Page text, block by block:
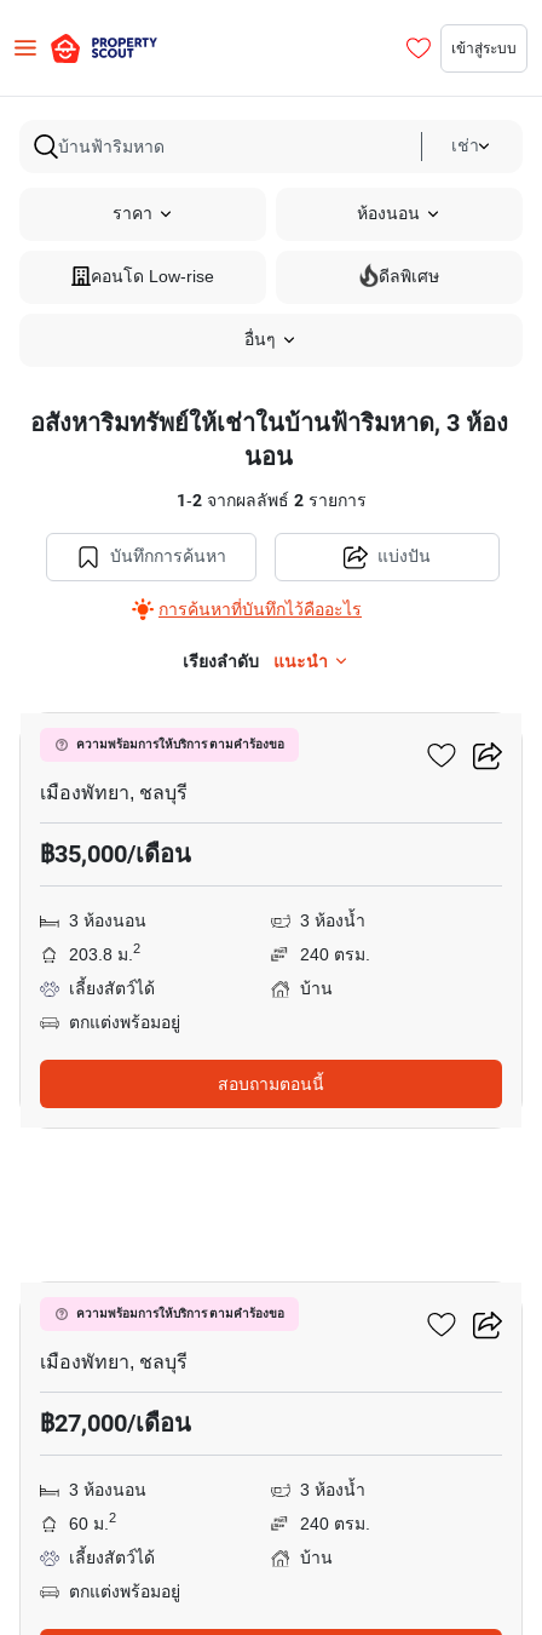
เข้าสู่ระบบ
เช่า
ราคา ห้องนอน
คอนโด Low-rise ดีลพิเศษ
อื่นๆ
อสังหาริมทรัพย์ให้เช่าในบ้านฟ้าริมหาด, 3 ห้อง
นอน
1-2จากผลลัพธ์ 2รายการ
บันทึกการค้นหา
การค้นหาที่บันทึกไว้คืออะไร
แบ่งปัน
เรียงลำดับ แนะนำ
ความพร้อมการให้บริการ ตามคำร้องขอ
บ้านฟ้าริมหาด
เมืองพัทยา, ชลบุรี
฿35,000/เดือน
3 ห้องนอน
3 ห้องน้ำ
203.8 ม.2
240 ตรม.
เลี้ยงสัตว์ได้
บ้าน
ตกแต่งพร้อมอยู่
สอบถามตอนนี้
ความพร้อมการให้บริการ ตามคำร้องขอ
บ้านฟ้าริมหาด
เมืองพัทยา, ชลบุรี
฿27,000/เดือน
3 ห้องนอน
3 ห้องน้ำ
60 ม.2
240 ตรม.
เลี้ยงสัตว์ได้
บ้าน
ตกแต่งพร้อมอยู่